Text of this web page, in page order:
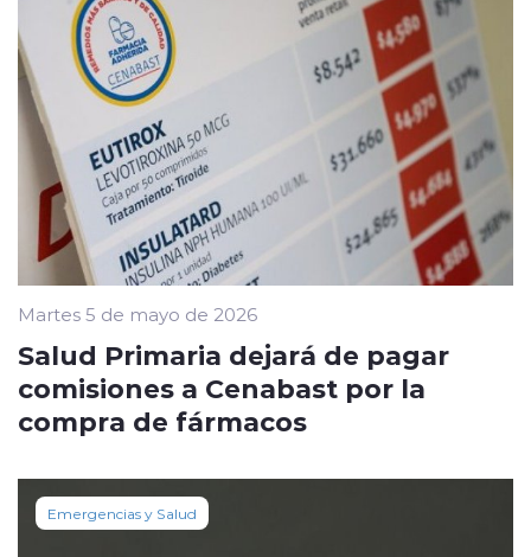
Martes 5 de mayo de 2026
Salud Primaria dejará de pagar
comisiones a Cenabast por la
compra de fármacos
Emergencias y Salud